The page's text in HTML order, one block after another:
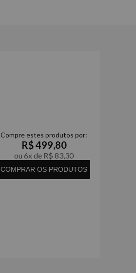
Compre estes produtos por:
R$ 499,80
ou 6x de R$ 83,30
COMPRAR OS PRODUTOS